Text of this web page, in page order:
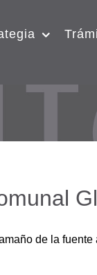
de la fuente